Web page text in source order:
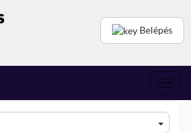
Belépés